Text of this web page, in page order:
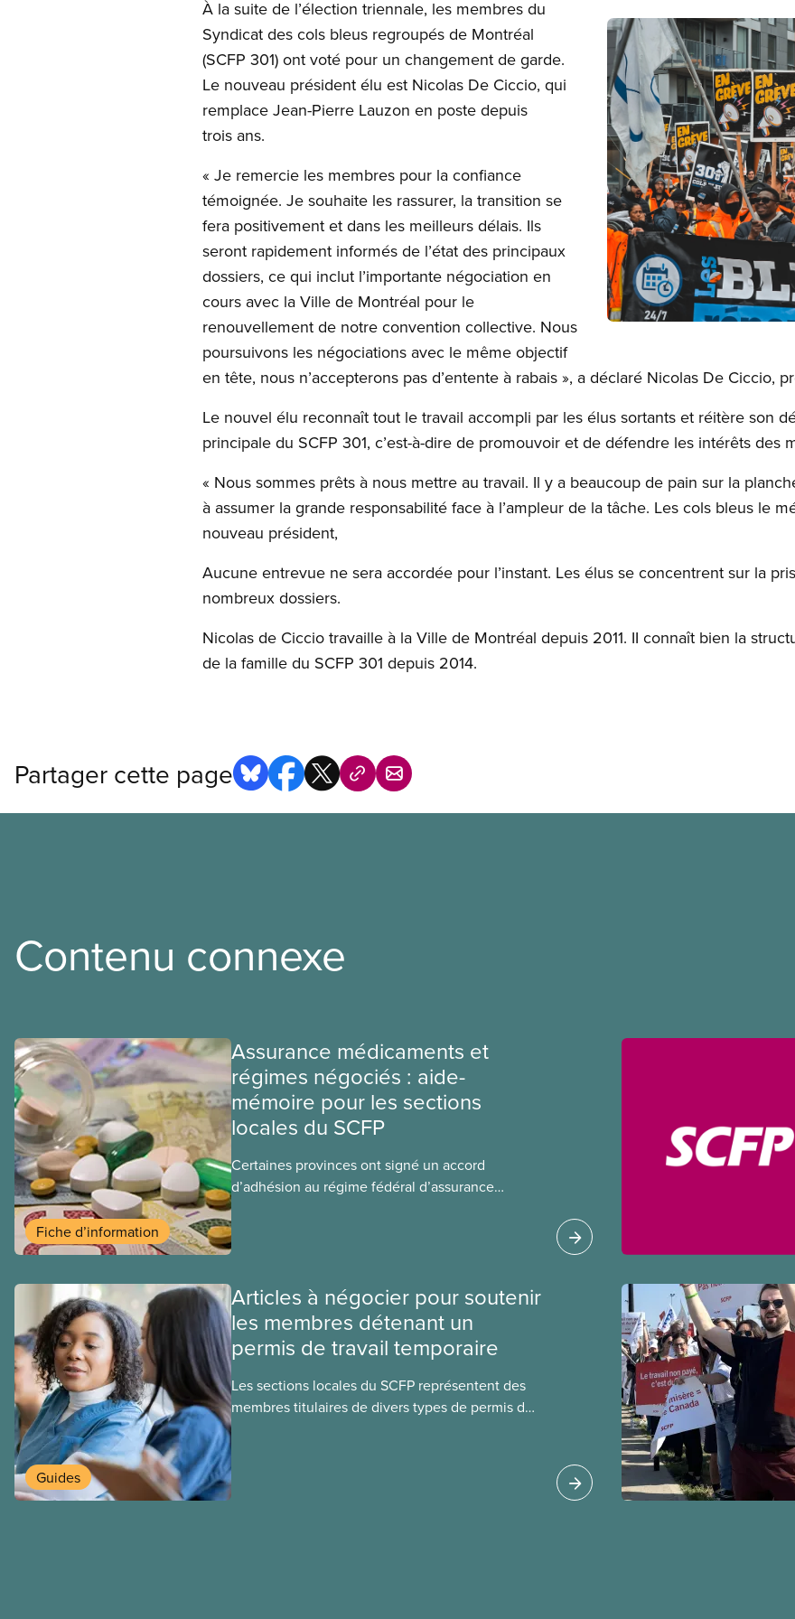
Image
À la suite de l’élection triennale, les membres du
Syndicat des cols bleus regroupés de Montréal
(SCFP 301) ont voté pour un changement de garde.
Le nouveau président élu est Nicolas De Ciccio, qui
remplace Jean-Pierre Lauzon en poste depuis
trois ans.
« Je remercie les membres pour la confiance
témoignée. Je souhaite les rassurer, la transition se
fera positivement et dans les meilleurs délais. Ils
seront rapidement informés de l’état des principaux
dossiers, ce qui inclut l’importante négociation en
cours avec la Ville de Montréal pour le
renouvellement de notre convention collective. Nous
poursuivons les négociations avec le même objectif
en tête, nous n’accepterons pas d’entente à rabais », a déclaré Nicolas De Ciccio,
Le nouvel élu reconnaît tout le travail accompli par les élus sortants et réitère son
principale du SCFP 301, c’est-à-dire de promouvoir et de défendre les intérêts des
« Nous sommes prêts à nous mettre au travail. Il y a beaucoup de pain sur la
à assumer la grande responsabilité face à l’ampleur de la tâche. Les cols bleus le
nouveau président,
Aucune entrevue ne sera accordée pour l’instant. Les élus se concentrent sur la
nombreux dossiers.
Nicolas de Ciccio travaille à la Ville de Montréal depuis 2011. II connaît bien la
de la famille du SCFP 301 depuis 2014.
Partager cette page
Contenu connexe
Fiche d’information
Assurance médicaments et
régimes négociés : aide-
mémoire pour les sections
locales du SCFP
Certaines provinces ont signé un accord
d’adhésion au régime fédéral d’assurance
Guides
Articles à négocier pour soutenir
les membres détenant un
permis de travail temporaire
Les sections locales du SCFP représentent des
membres titulaires de divers types de permis de